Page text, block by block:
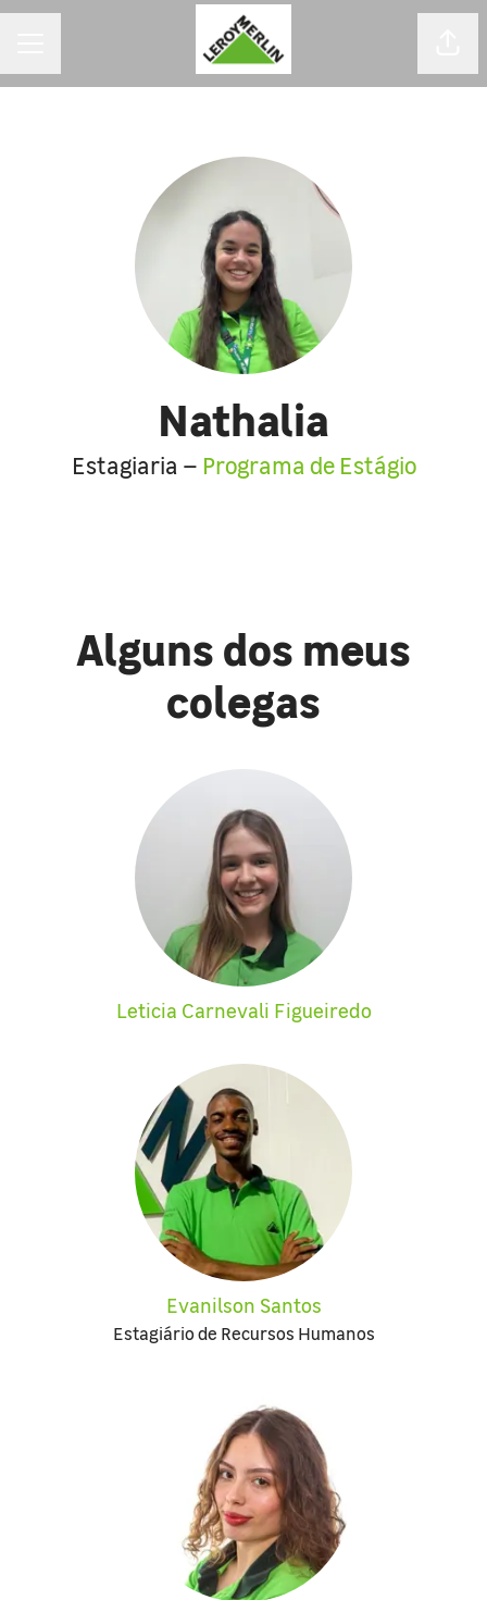
Nathalia
Estagiaria – Programa de Estágio
Alguns dos meus
colegas
Leticia Carnevali Figueiredo
Evanilson Santos
Estagiário de Recursos Humanos